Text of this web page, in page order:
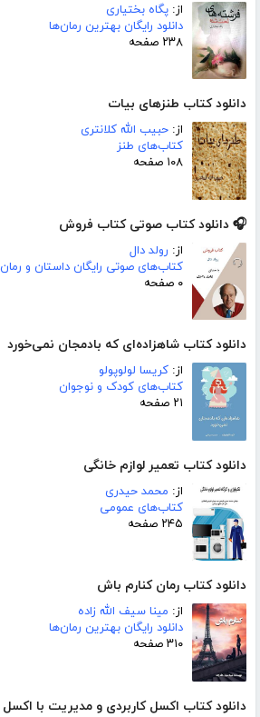
از: پگاه بختیاری
دانلود رایگان بهترین رمان‌ها
۲۳۸ صفحه
دانلود کتاب طنزهای بیات
از: حبیب الله کلانتری
کتاب‌های طنز
۱۰۸ صفحه
🎧 دانلود کتاب صوتی کتاب فروش
از: رولد دال
کتاب‌های صوتی رایگان داستان و رمان
۰ صفحه
دانلود کتاب شاهزاده‌ای که بادمجان نمی‌خورد
از: کریسا لولوپولو
کتاب‌های کودک و نوجوان
۲۱ صفحه
دانلود کتاب تعمیر لوازم خانگی
از: محمد حیدری
کتاب‌های عمومی
۲۴۵ صفحه
دانلود کتاب رمان کنارم باش
از: مینا سیف الله زاده
دانلود رایگان بهترین رمان‌ها
۳۱۰ صفحه
دانلود کتاب اکسل کاربردی و مدیریت با اکسل